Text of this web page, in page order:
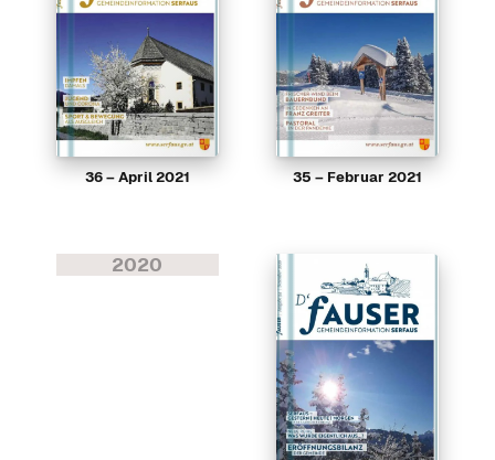
36 – April 2021 35 – Februar 2021
2020